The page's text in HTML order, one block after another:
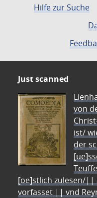
Hilfe zur Suche
Just scanned
von
ist/
der
[oe]stlich zulesen/||
vorfasset || vnd